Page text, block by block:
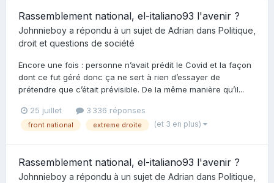
Rassemblement national, el-italiano93 l'avenir ?
Johnnieboy a répondu à un sujet de Adrian dans Politique,
droit et questions de société
Encore une fois : personne n’avait prédit le Covid et la façon
dont ce fut géré donc ça ne sert à rien d’essayer de
prétendre que c’était prévisible. De la même manière qu’il...
25 juillet 3 336 réponses
front national extreme droite (et 3 en plus)
Rassemblement national, el-italiano93 l'avenir ?
Johnnieboy a répondu à un sujet de Adrian dans Politique,